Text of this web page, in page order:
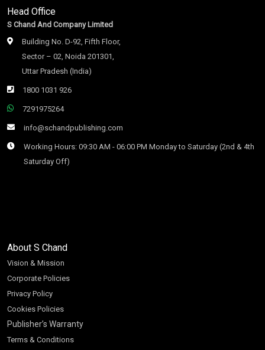
Head Office
S Chand And Company Limited
Building No. D-92, Fifth Floor,
Sector – 02, Noida 201301,
Uttar Pradesh (India)
1800 1031 926
7291975264
info@schandpublishing.com
Working Hours: 09:30 AM - 06:00 PM Monday to Saturday (2nd & 4th
Saturday Off)
About S Chand
Vision & Mission
Corporate Policies
Privacy Policy
Cookies Policies
Publisher’s Warranty
Terms & Conditions